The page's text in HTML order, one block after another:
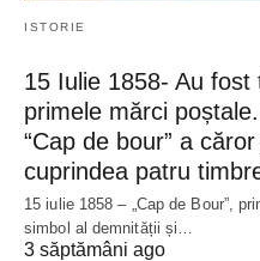
ISTORIE
15 Iulie 1858- Au
primele mărci
“Cap de bour” a
cuprindea patru
15 iulie 1858 – „Cap de Bour”,
simbol al demnității și…
3 săptămâni ago